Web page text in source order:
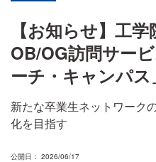
【お知らせ】工
OB/OG訪問サー
ーチ・キャンパス
新たな卒業生ネットワーク
化を目指す
公開日： 2026/06/17